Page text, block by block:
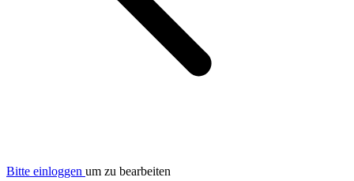
Bitte einloggen um zu bearbeiten